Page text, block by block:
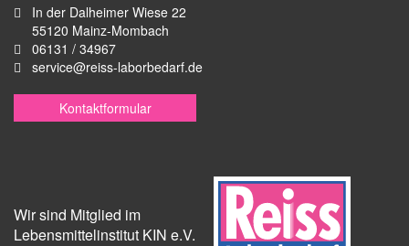
In der Dalheimer Wiese 22
55120 Mainz-Mombach
06131 / 34967
service@reiss-laborbedarf.de
Kontaktformular
Wir sind Mitglied im
Lebensmittelinstitut KIN e.V.